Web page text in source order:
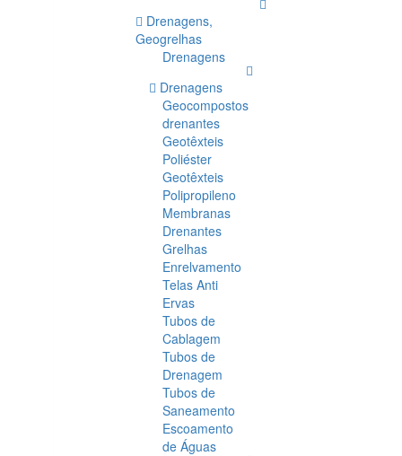
Drenagens,
Geogrelhas
Drenagens
Drenagens
Geocompostos
drenantes
Geotêxteis
Poliéster
Geotêxteis
Polipropileno
Membranas
Drenantes
Grelhas
Enrelvamento
Telas Anti
Ervas
Tubos de
Cablagem
Tubos de
Drenagem
Tubos de
Saneamento
Escoamento
de Águas